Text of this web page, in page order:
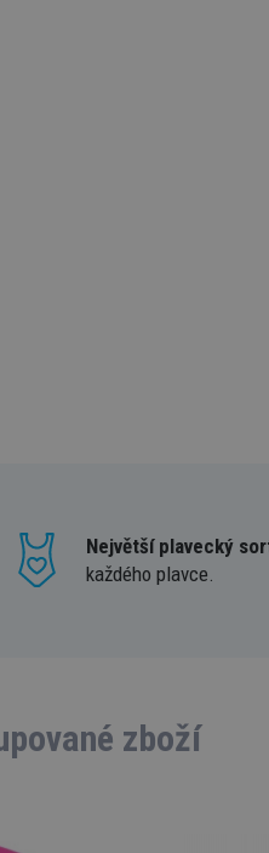
Největší plavecký
každého plavce.
zboží